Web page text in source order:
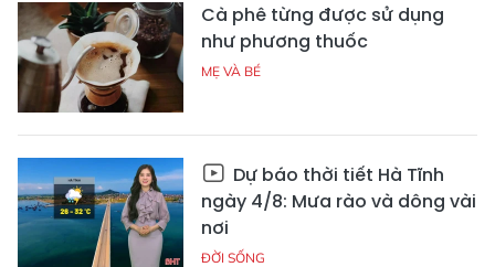
Cà phê từng được sử dụng
như phương thuốc
MẸ VÀ BÉ
Dự báo thời tiết Hà Tĩnh
ngày 4/8: Mưa rào và dông vài
nơi
ĐỜI SỐNG